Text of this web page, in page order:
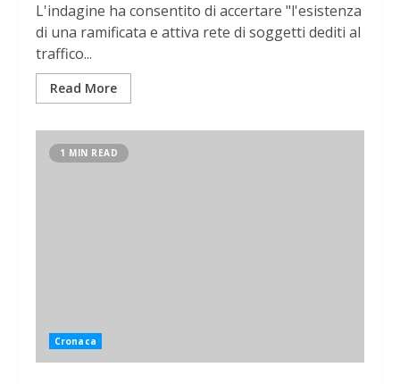
L'indagine ha consentito di accertare "l'esistenza
di una ramificata e attiva rete di soggetti dediti al
traffico...
Read More
1 MIN READ
Cronaca